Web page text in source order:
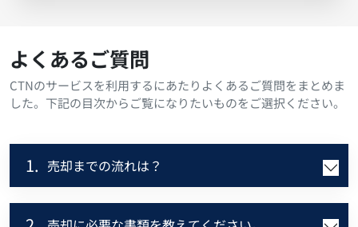
よくあるご質問
CTNのサービスを利用するにあたりよくあるご質問をまとめま
した。下記の目次からご覧になりたいものをご選択ください。
1. 売却までの流れは？